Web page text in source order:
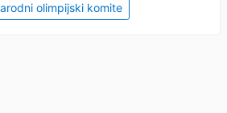
olimpijski komite